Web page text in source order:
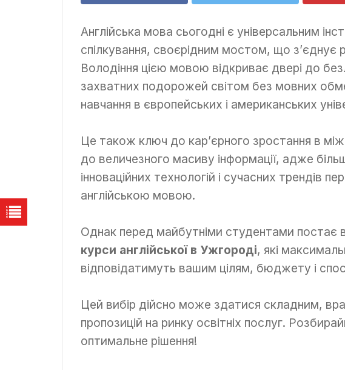
Англійська мова сьогодні є універсальним
спілкування, своєрідним мостом, що з’єднує
Володіння цією мовою відкриває двері до
захватних подорожей світом без мовних
навчання в європейських і американських
Це також ключ до кар’єрного зростання в
до величезного масиву інформації, адже
інноваційних технологій і сучасних трендів
англійською мовою.
Однак перед майбутніми студентами постає
курси англійської в Ужгороді, які
відповідатимуть вашим цілям, бюджету і
Цей вибір дійсно може здатися складним,
пропозицій на ринку освітніх послуг.
оптимальне рішення!